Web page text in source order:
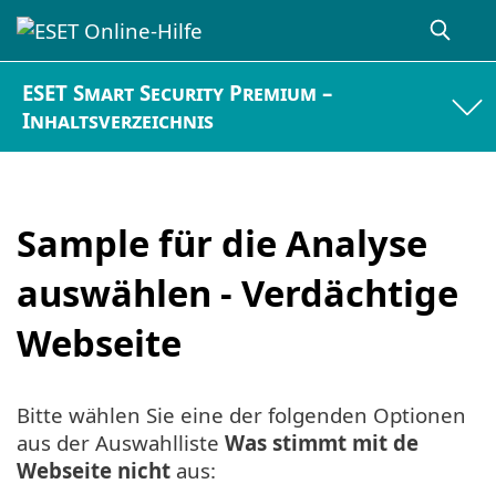
ESET Smart Security Premium –
Inhaltsverzeichnis
Sample für die Analyse
auswählen - Verdächtige
Webseite
Bitte wählen Sie eine der folgenden Optionen
aus der Auswahlliste Was stimmt mit de
Webseite nicht aus: